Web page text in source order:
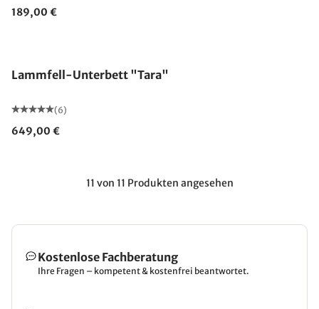
189,00 €
Lammfell-Unterbett "Tara"
(6)
649,00 €
11 von 11 Produkten angesehen
Kostenlose Fachberatung
Ihre Fragen – kompetent & kostenfrei beantwortet.